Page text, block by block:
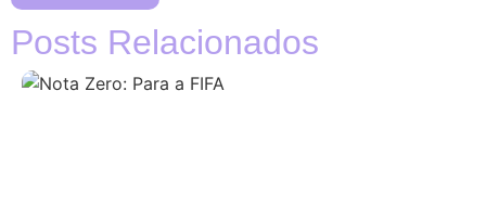
Posts Relacionados